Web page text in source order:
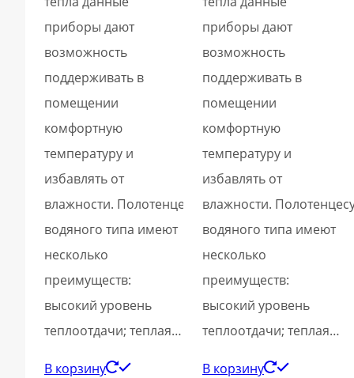
приборы дают
возможность
поддерживать в
помещении
комфортную
температуру и
избавлять от
влажности. Полотенцесушители
водяного типа имеют
несколько
преимуществ:
высокий уровень
теплоотдачи; теплая…
В корзину
приборы дают
возможность
поддерживать в
помещении
комфортную
температуру и
избавлять от
влажности.
водяного типа имеют
несколько
преимуществ:
высокий уровень
теплоотдачи; теплая…
В корзину